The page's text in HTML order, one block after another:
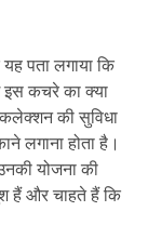
पता लगाया कि
कचरे का क्या
की सुविधा
लगाना होता है।
योजना की
और चाहते हैं कि